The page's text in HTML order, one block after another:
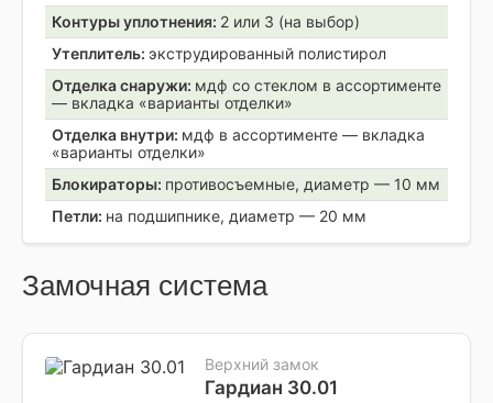
Контуры уплотнения: 2 или 3 (на выбор)
Утеплитель: экструдированный полистирол
Отделка снаружи: мдф со стеклом в ассортименте
— вкладка «варианты отделки»
Отделка внутри: мдф в ассортименте — вкладка
«варианты отделки»
Блокираторы: противосъемные, диаметр — 10 мм
Петли: на подшипнике, диаметр — 20 мм
Замочная система
Верхний замок
Гардиан 30.01